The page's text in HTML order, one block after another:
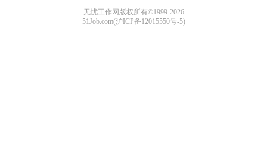
无忧工作网版权所有©1999-2026
51Job.com(沪ICP备12015550号-5)